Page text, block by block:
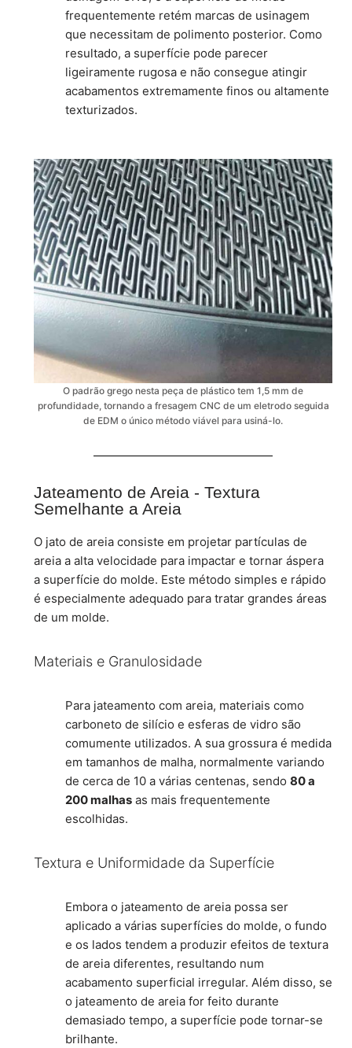
frequentemente retém marcas de usinagem
que necessitam de polimento posterior. Como
resultado, a superfície pode parecer
ligeiramente rugosa e não consegue atingir
acabamentos extremamente finos ou altamente
texturizados.
O padrão grego nesta peça de plástico tem 1,5 mm de
profundidade, tornando a fresagem CNC de um eletrodo seguida
de EDM o único método viável para usiná-lo.
Jateamento de Areia - Textura
Semelhante a Areia
O jato de areia consiste em projetar partículas de
areia a alta velocidade para impactar e tornar áspera
a superfície do molde. Este método simples e rápido
é especialmente adequado para tratar grandes áreas
de um molde.
Materiais e Granulosidade
Para jateamento com areia, materiais como
carboneto de silício e esferas de vidro são
comumente utilizados. A sua grossura é medida
em tamanhos de malha, normalmente variando
de cerca de 10 a várias centenas, sendo 80 a
200 malhas as mais frequentemente
escolhidas.
Textura e Uniformidade da Superfície
Embora o jateamento de areia possa ser
aplicado a várias superfícies do molde, o fundo
e os lados tendem a produzir efeitos de textura
de areia diferentes, resultando num
acabamento superficial irregular. Além disso, se
o jateamento de areia for feito durante
demasiado tempo, a superfície pode tornar-se
brilhante.